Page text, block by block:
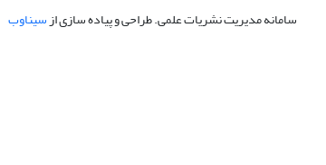
سامانه مدیریت نشریات علمی.طراحی و پیاده سازی ازسیناوب